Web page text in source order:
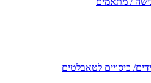
כיסויים לטאבלטים